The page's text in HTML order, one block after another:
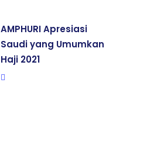
AMPHURI Apresiasi
Saudi yang Umumkan
Haji 2021